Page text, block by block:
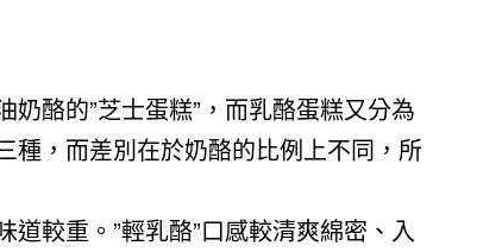
奶酪的”芝士蛋糕”，而乳酪蛋糕又分為
種，而差別在於奶酪的比例上不同，所
道較重。”輕乳酪”口感較清爽綿密、入